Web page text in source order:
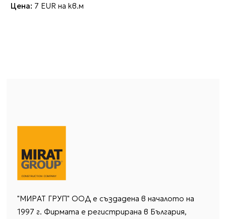
Цена: 7 EUR на кв.м
"МИРАТ ГРУП" ООД е създадена в началото на
1997 г. Фирмата е регистрирана в България,